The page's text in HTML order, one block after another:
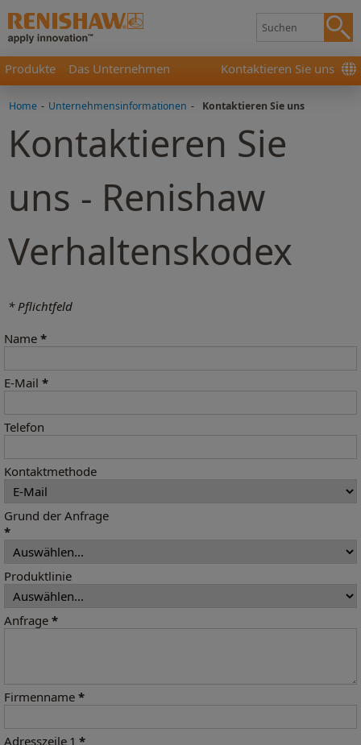
Produkte Das Unternehmen Kontaktieren Sie uns
Home - Unternehmensinformationen - Kontaktieren Sie uns
Kontaktieren Sie
uns - Renishaw
Verhaltenskodex
* Pflichtfeld
Name *
E-Mail *
Telefon
Kontaktmethode
Grund der Anfrage
*
Produktlinie
Anfrage *
Firmenname *
Adresszeile 1 *